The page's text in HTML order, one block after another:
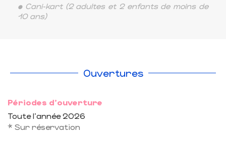
• Cani-kart (2 adultes et 2 enfants de moins de
10 ans)
Ouvertures
Périodes d'ouverture
Toute l'année 2026
* Sur réservation